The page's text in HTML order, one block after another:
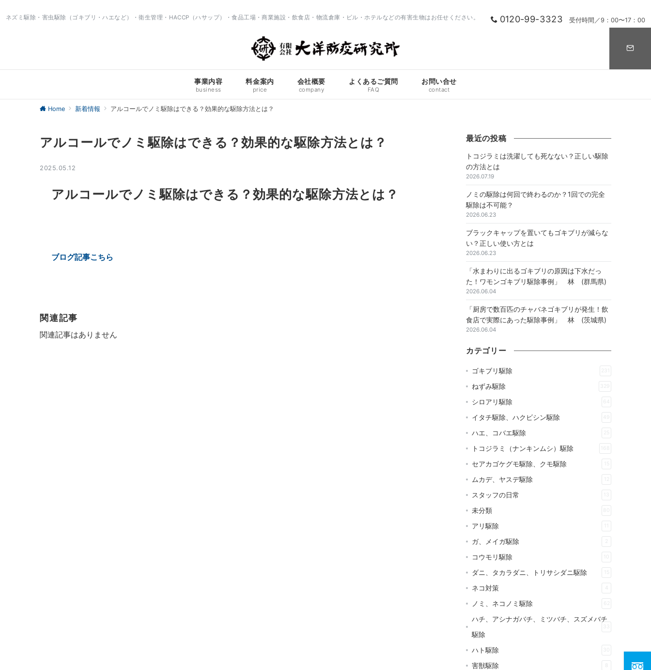
0120-99-3323 受付時間／9：00〜17：00
ネズミ駆除・害虫駆除（ゴキブリ・ハエなど）・衛生管理・HACCP（ハサップ）・食品工場・商業施設・飲食店・物流倉庫・ビル・ホテルなどの有害生物はお任せください。
事業内容
business
料金案内
price
会社概要
company
よくあるご質問
FAQ
お問い合せ
contact
Home 新着情報 アルコールでノミ駆除はできる？効果的な駆除方法とは？
アルコールでノミ駆除はできる？効果的な駆除方法とは？
2025.05.12
アルコールでノミ駆除はできる？効果的な駆除方法とは？
ブログ記事こちら
関連記事
関連記事はありません
最近の投稿
トコジラミは洗濯しても死なない？正しい駆除
の方法とは
2026.07.19
ノミの駆除は何回で終わるのか？1回での完全
駆除は不可能？
2026.06.23
ブラックキャップを置いてもゴキブリが減らな
い？正しい使い方とは
2026.06.23
「水まわりに出るゴキブリの原因は下水だっ
た！ワモンゴキブリ駆除事例」 林 (群馬県)
2026.06.04
「厨房で数百匹のチャバネゴキブリが発生！飲
食店で実際にあった駆除事例」 林 (茨城県)
2026.06.04
カテゴリー
ゴキブリ駆除 231
ねずみ駆除 329
シロアリ駆除 64
イタチ駆除、ハクビシン駆除 49
ハエ、コバエ駆除 25
トコジラミ（ナンキンムシ）駆除 168
セアカゴケグモ駆除、クモ駆除 15
ムカデ、ヤスデ駆除 12
スタッフの日常 13
未分類 80
アリ駆除
ガ、メイガ駆除 2
コウモリ駆除 10
ダニ、タカラダニ、トリサシダニ駆除 15
ネコ対策 4
ノミ、ネコノミ駆除 62
ハチ、アシナガバチ、ミツバチ、スズメバチ
駆除
33
ハト駆除 30
害獣駆除 8